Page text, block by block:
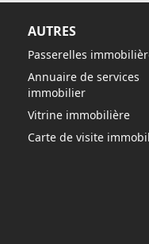
AUTRES
Passerelles
Annuaire de services
immobilier
Vitrine immobilière
Carte de visite